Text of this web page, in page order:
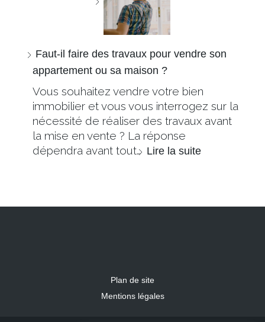
Faut-il faire des travaux pour vendre son
appartement ou sa maison ?
Vous souhaitez vendre votre bien
immobilier et vous vous interrogez sur la
nécessité de réaliser des travaux avant
la mise en vente ? La réponse
dépendra avant tout… Lire la suite
Plan de site
Mentions légales